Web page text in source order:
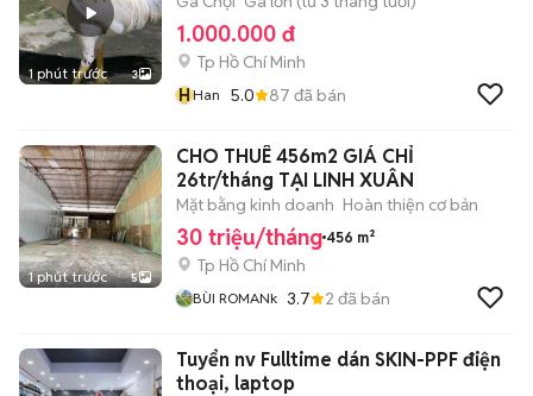
1 phút trước 3
1.000.000 đ
Tp Hồ Chí Minh
HHan 5.0 87 đã bán
1 phút trước 5
CHO THUÊ 456m2 GIÁ CHỈ
26tr/tháng TẠI LINH XUÂN
Mặt bằng kinh doanh Hoàn thiện cơ bản
30 triệu/tháng 456 m²
Tp Hồ Chí Minh
BÙI ROMANk 3.7 2 đã bán
Tuyển nv Fulltime dán SKIN-PPF điện
thoại, laptop